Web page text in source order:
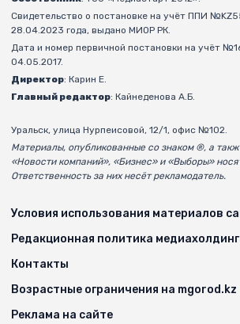
Свидетельство о постановке на учёт ППИ
28.04.2023 года, выдано МИОР РК.
Дата и номер первичной постановки на учёт
04.05.2017.
Директор: Карин Е.
Главный редактор: Кайнеденова А.Б.
Уральск, улица Нурпеисовой, 12/1, офис №102.
Материалы, опубликованные со знаком ®, а
«Новости компаний», «Бизнес» и «Выборы»
Ответственность за них несёт рекламодатель.
Условия использования материалов
Редакционная политика
Контакты
Возрастные ограничения на mgorod.kz
Реклама на сайте